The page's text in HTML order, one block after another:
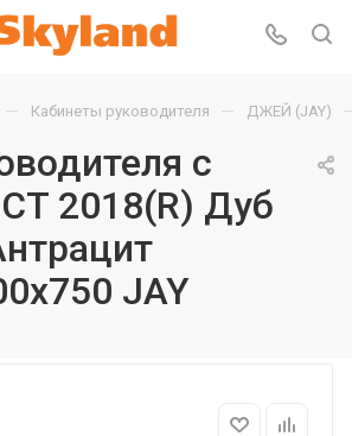
— Кабинеты руководителя — ДЖЕЙ (JAY)
с
2018(R) Дуб
JAY